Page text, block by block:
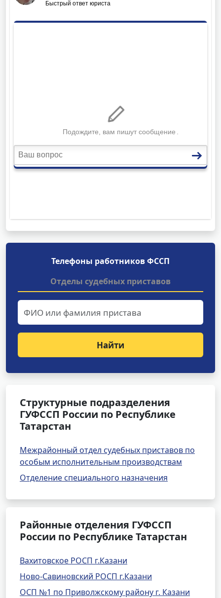
Телефоны работников ФССП
Отделы судебных приставов
Найти
Структурные подразделения
ГУФССП России по Республике
Татарстан
Межрайонный отдел судебных приставов по
особым исполнительным производствам
Отделение специального назначения
Районные отделения ГУФССП
России по Республике Татарстан
Вахитовское РОСП г.Казани
Ново-Савиновский РОСП г.Казани
ОСП №1 по Приволжскому району г. Казани